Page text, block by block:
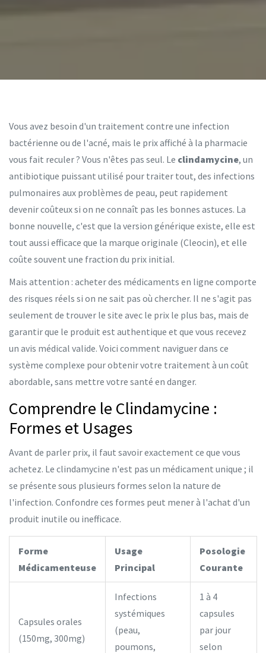
Vous avez besoin d'un traitement contre une infection
bactérienne ou de l'acné, mais le prix affiché à la pharmacie
vous fait reculer ? Vous n'êtes pas seul. Le clindamycine, un
antibiotique puissant utilisé pour traiter tout, des infections
pulmonaires aux problèmes de peau, peut rapidement
devenir coûteux si on ne connaît pas les bonnes astuces. La
bonne nouvelle, c'est que la version générique existe, elle est
tout aussi efficace que la marque originale (Cleocin), et elle
coûte souvent une fraction du prix initial.
Mais attention : acheter des médicaments en ligne comporte
des risques réels si on ne sait pas où chercher. Il ne s'agit pas
seulement de trouver le site avec le prix le plus bas, mais de
garantir que le produit est authentique et que vous recevez
un avis médical valide. Voici comment naviguer dans ce
système complexe pour obtenir votre traitement à un coût
abordable, sans mettre votre santé en danger.
Comprendre le Clindamycine :
Formes et Usages
Avant de parler prix, il faut savoir exactement ce que vous
achetez. Le clindamycine n'est pas un médicament unique ; il
se présente sous plusieurs formes selon la nature de
l'infection. Confondre ces formes peut mener à l'achat d'un
produit inutile ou inefficace.
Forme
Médicamenteuse
Usage
Principal
Posologie
Courante
Capsules orales
(150mg, 300mg)
Infections
systémiques
(peau,
poumons,
1 à 4
capsules
par jour
selon